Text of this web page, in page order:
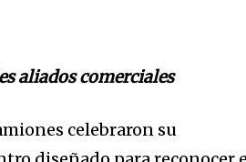
aliados comerciales
celebraron su